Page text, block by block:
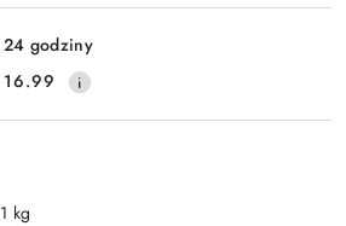
Wyślij
24 godziny
16.99
1 kg